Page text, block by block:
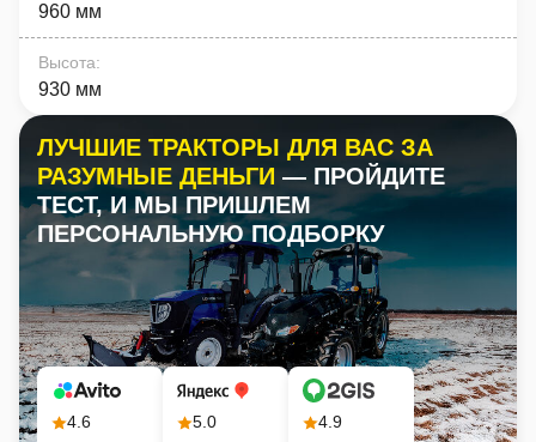
960 мм
Высота:
930 мм
ЛУЧШИЕ ТРАКТОРЫ ДЛЯ ВАС ЗА
РАЗУМНЫЕ ДЕНЬГИ — ПРОЙДИТЕ
ТЕСТ, И МЫ ПРИШЛЕМ
ПЕРСОНАЛЬНУЮ ПОДБОРКУ
4.6 5.0 4.9